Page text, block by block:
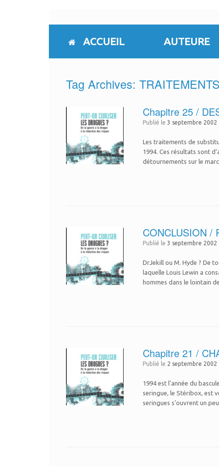
to
ACCUEIL AUTEURE
Tag Archives:
Chapitre 25 /
Publié le3 septembre 2002
Les traitements de
1994. Ces résultats sont
détournements sur le
CONCLUSION /
Publié le3 septembre 2002
DrJekill ou M. Hyde ? De
laquelle Louis Lewin a
hommes dans le lointain
Chapitre 21 /
Publié le 2 septembre 2002
1994 est l’année du
seringue, le Stéribox, est
seringues s’ouvrent un